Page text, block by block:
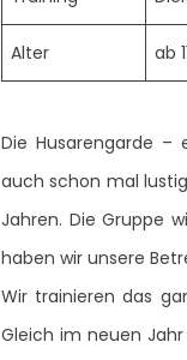
Alter ab
Die Husarengarde –
auch schon mal lustig
Jahren. Die Gruppe
haben wir unsere
Wir trainieren das
Gleich im neuen